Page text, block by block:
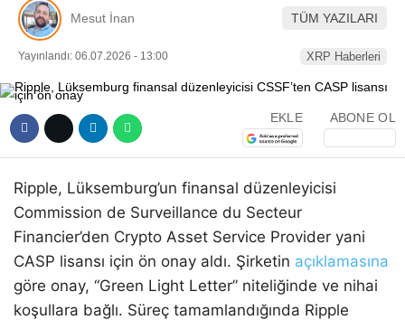
Mesut İnan TÜM YAZILARI
Yayınlandı: 06.07.2026 - 13:00 XRP Haberleri
EKLE ABONE OL
Ripple, Lüksemburg’un finansal düzenleyicisi
Commission de Surveillance du Secteur
Financier’den Crypto Asset Service Provider yani
CASP lisansı için ön onay aldı. Şirketin açıklamasına
göre onay, “Green Light Letter” niteliğinde ve nihai
koşullara bağlı. Süreç tamamlandığında Ripple